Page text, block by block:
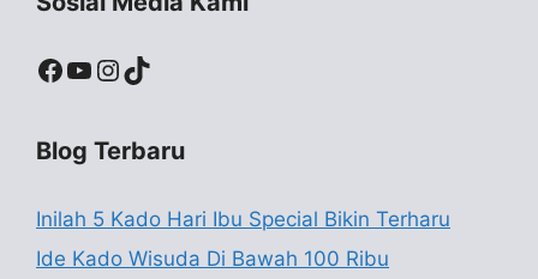
Facebook
YouTube
Instagram
TikTok
Blog Terbaru
Inilah 5 Kado Hari Ibu Special Bikin Terharu
Ide Kado Wisuda Di Bawah 100 Ribu